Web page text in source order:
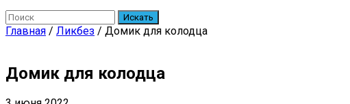
Искать
Главная / Ликбез / Домик для колодца
Домик для колодца